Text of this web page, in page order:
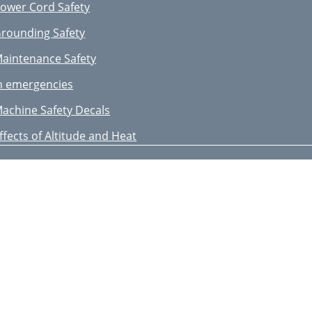
Cord Safety
Safety
Safety
emergencies
Safety Decals
of Altitude and Heat